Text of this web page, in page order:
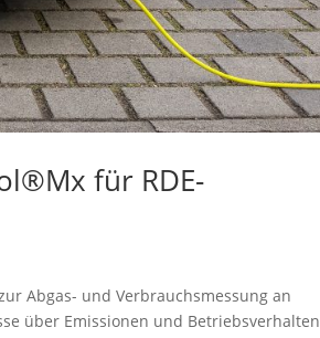
für RDE-
Abgas- und Verbrauchsmessung an
über Emissionen und Betriebsverhalten